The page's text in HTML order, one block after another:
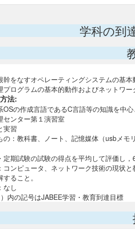
学科の到
幹をなすオペレーティングシステムの基
プログラムの基本的動作およびネットワ
法:
OSの作成言語であるC言語等の知識を中
センター第１演習室
実習
の：教科書、ノート、記憶媒体（usbメモ
定期試験の試験の得点を平均して評価し
コンピュータ、ネットワーク技術の現状
ること。
なし
の（ ）内の記号は